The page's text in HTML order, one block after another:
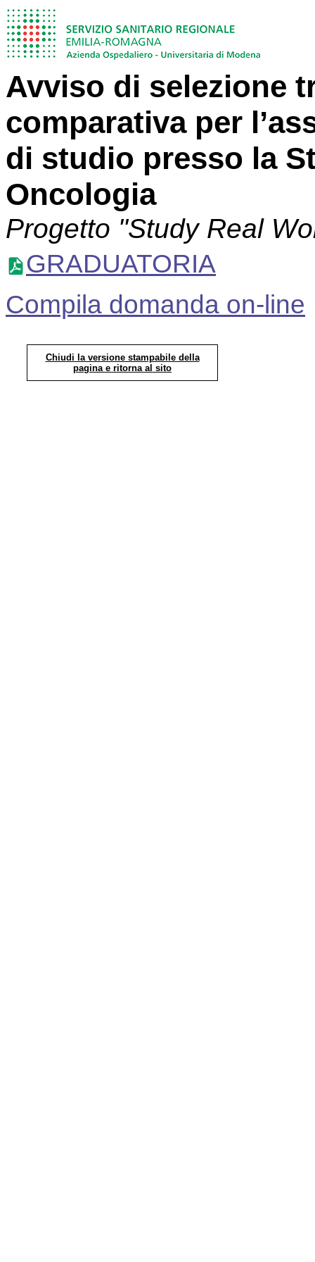
Avviso di selezione
comparativa per
di studio presso la
Oncologia
Progetto "Study Real
GRADUATORIA
Compila domanda on-line
Chiudi la versione stampabile della
pagina e ritorna al sito